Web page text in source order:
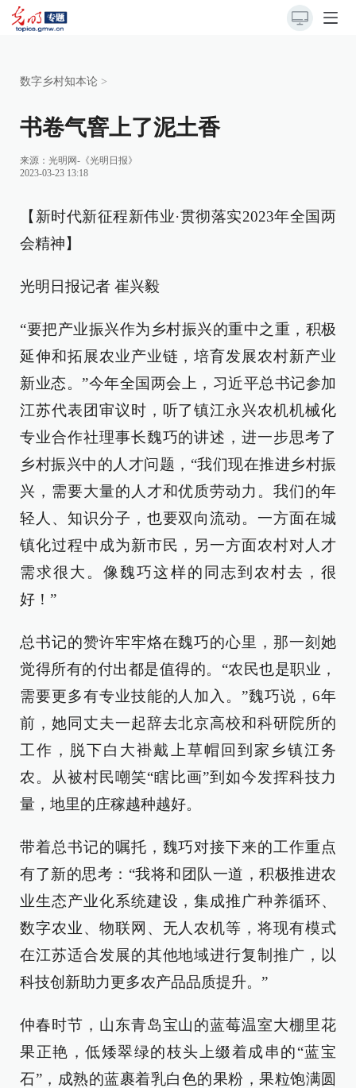
数字乡村知本论 >
书卷气窨上了泥土香
来源： 光明网-《光明日报》
2023-03-23 13:18
【新时代新征程新伟业·贯彻落实2023年全国两
会精神】
光明日报记者 崔兴毅
“要把产业振兴作为乡村振兴的重中之重，积极
延伸和拓展农业产业链，培育发展农村新产业
新业态。”今年全国两会上，习近平总书记参加
江苏代表团审议时，听了镇江永兴农机机械化
专业合作社理事长魏巧的讲述，进一步思考了
乡村振兴中的人才问题，“我们现在推进乡村振
兴，需要大量的人才和优质劳动力。我们的年
轻人、知识分子，也要双向流动。一方面在城
镇化过程中成为新市民，另一方面农村对人才
需求很大。像魏巧这样的同志到农村去，很
好！”
总书记的赞许牢牢烙在魏巧的心里，那一刻她
觉得所有的付出都是值得的。“农民也是职业，
需要更多有专业技能的人加入。”魏巧说，6年
前，她同丈夫一起辞去北京高校和科研院所的
工作，脱下白大褂戴上草帽回到家乡镇江务
农。从被村民嘲笑“瞎比画”到如今发挥科技力
量，地里的庄稼越种越好。
带着总书记的嘱托，魏巧对接下来的工作重点
有了新的思考：“我将和团队一道，积极推进农
业生态产业化系统建设，集成推广种养循环、
数字农业、物联网、无人农机等，将现有模式
在江苏适合发展的其他地域进行复制推广，以
科技创新助力更多农产品品质提升。”
仲春时节，山东青岛宝山的蓝莓温室大棚里花
果正艳，低矮翠绿的枝头上缀着成串的“蓝宝
石”，成熟的蓝裹着乳白色的果粉，果粒饱满圆